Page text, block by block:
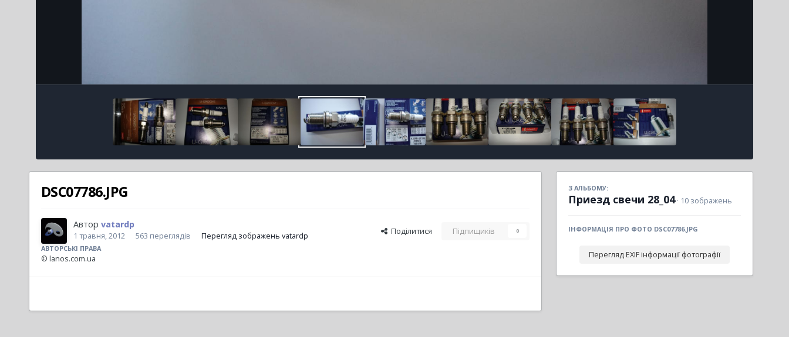
DSC07786.JPG
Автор vatardp
1 травня, 2012 563 переглядів Перегляд зображень vatardp Поділитися Підпищиків 0
АВТОРСЬКІ ПРАВА
© lanos.com.ua
З АЛЬБОМУ:
Приезд свечи 28_04 · 10 зображень
ІНФОРМАЦІЯ ПРО ФОТО DSC07786.JPG
Перегляд EXIF інформації фотографії